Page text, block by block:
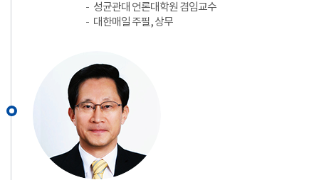
성균관대 언론대학원 겸임교수
대한매일 주필, 상무